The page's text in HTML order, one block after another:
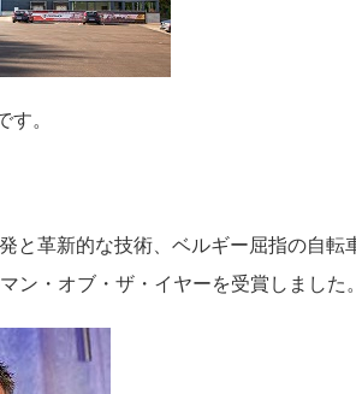
す。
と革新的な技術、ベルギー屈指の自
ン・オブ・ザ・イヤーを受賞しました。